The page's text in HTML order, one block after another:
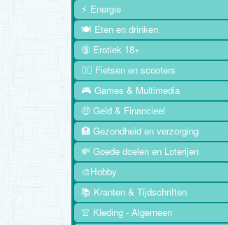
⚡ Energie
🍽️ Eten en drinken
🔞 Erotiek 18+
🚴‍♂️ Fietsen en scooters
🎮 Games & Multimedia
🤑 Geld & Financieel
🏥 Gezondheid en verzorging
💸 Goede doelen en Loterijen
🎨Hobby
📚 Kranten & Tijdschriften
👚 Kleding - Algemeen